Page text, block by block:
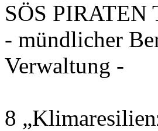
SÖS PIRATEN
- mündlicher
Verwaltung -
8